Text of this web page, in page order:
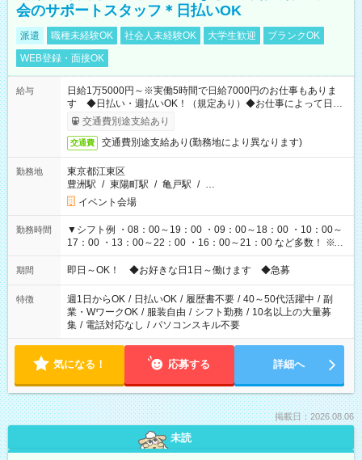
会のサポートスタッフ＊日払いOK
派遣 職種未経験OK 社会人未経験OK 大学生歓迎
ブランクOK
WEB登録・面接OK
給与
日給1万5000円～※実働5時間で日給7000円のお仕事もありま
す ◆日払い・週払いOK！（規定あり）◆お仕事によって日給
も異なります
交通費別途支給あり
交通費 交通費別途支給あり(勤務地により異なります)
勤務地
東京都江東区
豊洲駅 / 東陽町駅 / 亀戸駅 / …
イベント会場
勤務時間
▼シフト例 ・08：00～19：00 ・09：00～18：00 ・10：00～
17：00 ・13：00～22：00 ・16：00～21：00 など多数！ ※お
仕事により勤務時間が異なります
期間 即日～OK！ ◆お好きな日1日～働けます ◆急募
特徴 週1日からOK / 日払いOK / 履歴書不要 / 40～50代活躍中 / 副
業・WワークOK / 服装自由 / シフト勤務 / 10名以上の大量募
集 / 電話対応なし / パソコンスキル不要
気になる！ 応募する 詳細へ
掲載日：2026.08.06
未読